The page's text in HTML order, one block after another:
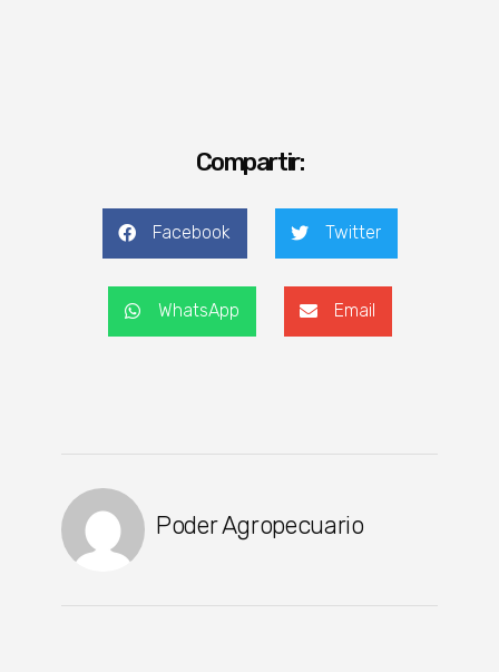
Compartir:
Facebook Twitter
WhatsApp Email
Poder Agropecuario